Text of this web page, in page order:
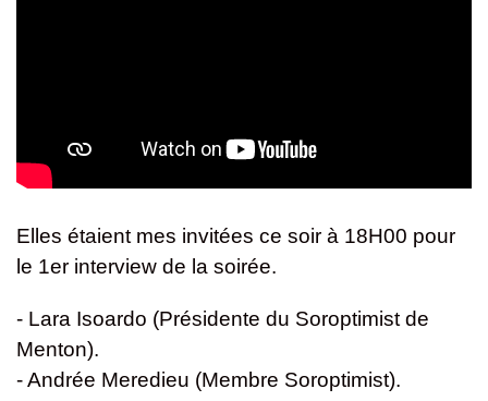
Elles étaient mes invitées ce soir à 18H00 pour
le 1er interview de la soirée.
- Lara Isoardo (Présidente du Soroptimist de
Menton).
- Andrée Meredieu (Membre Soroptimist).